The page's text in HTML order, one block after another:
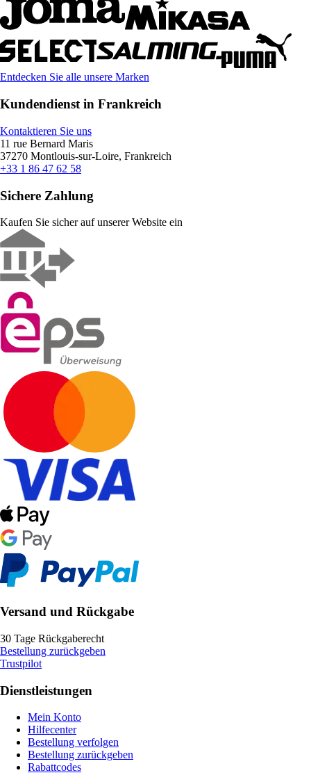
Entdecken Sie alle unsere Marken
Kundendienst in Frankreich
Kontaktieren Sie uns
11 rue Bernard Maris
37270 Montlouis-sur-Loire, Frankreich
+33 1 86 47 62 58
Sichere Zahlung
Kaufen Sie sicher auf unserer Website ein
Versand und Rückgabe
30 Tage Rückgaberecht
Bestellung zurückgeben
Trustpilot
Dienstleistungen
Mein Konto
Hilfecenter
Bestellung verfolgen
Bestellung zurückgeben
Rabattcodes